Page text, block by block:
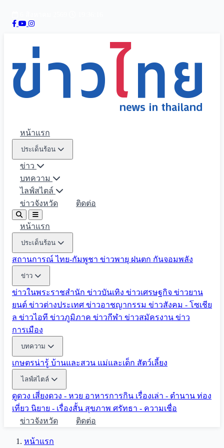
หน้าแรก
ประเด็นร้อน
ข่าว
บทความ
ไลฟ์สไตล์
ข่าวจังหวัด
ติดต่อ
หน้าแรก
ประเด็นร้อน
สถานการณ์ ไทย-กัมพูชา ข่าวพายุ ฝนตก กันจอมพลัง
ข่าว
ข่าวในพระราชสำนัก ข่าวบันเทิง ข่าวเศรษฐกิจ ข่าวยาน
ยนต์ ข่าวต่างประเทศ ข่าวอาชญากรรม ข่าวสังคม - โซเชีย
ล ข่าวไอที ข่าวภูมิภาค ข่าวกีฬา ข่าวสมัครงาน ข่าว
การเมือง
บทความ
เกษตรน่ารู้ บ้านและสวน แม่และเด็ก สัตว์เลี้ยง
ไลฟ์สไตล์
ดูดวง เสี่ยงดวง - หวย อาหารการกิน เรื่องเล่า - ตำนาน ท่อง
เที่ยว นิยาย - เรื่องสั้น สุขภาพ ศรัทธา - ความเชื่อ
ข่าวจังหวัด
ติดต่อ
หน้าแรก